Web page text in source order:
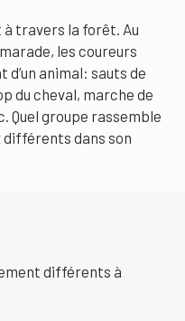
travers la forêt. Au
les coureurs
animal: sauts de
du cheval, marche de
Quel groupe rassemble
différents dans son
différents à